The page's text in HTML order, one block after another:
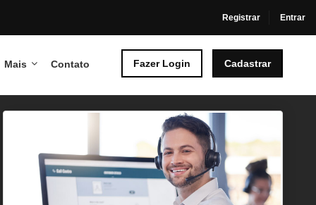
Registrar Entrar
Mais Contato Fazer Login Cadastrar